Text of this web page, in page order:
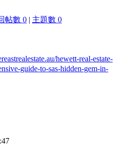
帖數 0 | 主題數 0
hewett-real-estate-
guide-to-sas-hidden-gem-in-